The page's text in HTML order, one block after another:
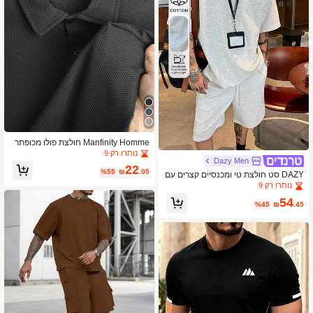
Dazy Men
DAZY סט חולצת טי ומכנסיים קצרים עם
צווארון עגול בצבע אפור אחיד לגברים, קי
נותרו רק 9
₪54.45
%45
Manfinity Homme חולצת פולו מכופתר
ת בצבע אחיד לגברים, קז'ואל
נותרו רק 9
₪22.05
%55